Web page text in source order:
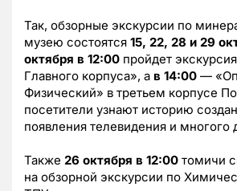
Так, обзорные экскурсии по
музею состоятся 15, 22, 28 и 29
октября в 12:00 пройдет
Главного корпуса», а в 14:00 —
Физический» в третьем корпусе
посетители узнают историю
появления телевидения и многого
Также 26 октября в 12:00 томичи
на обзорной экскурсии по